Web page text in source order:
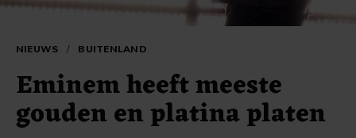
NIEUWS / BUITENLAND
Eminem heeft meeste
gouden en platina platen